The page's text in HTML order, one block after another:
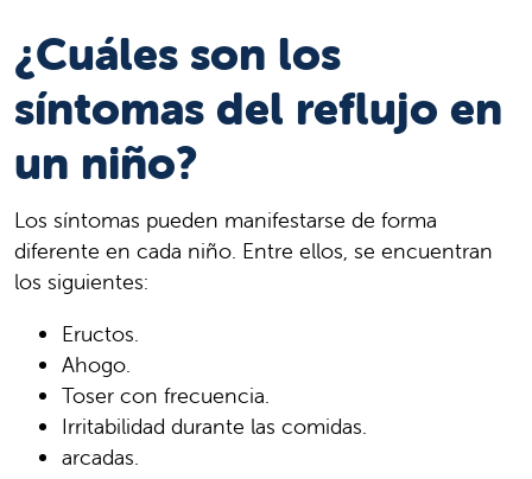
¿Cuáles son los
síntomas del reflujo en
un niño?
Los síntomas pueden manifestarse de forma
diferente en cada niño. Entre ellos, se encuentran
los siguientes:
Eructos.
Ahogo.
Toser con frecuencia.
Irritabilidad durante las comidas.
arcadas.